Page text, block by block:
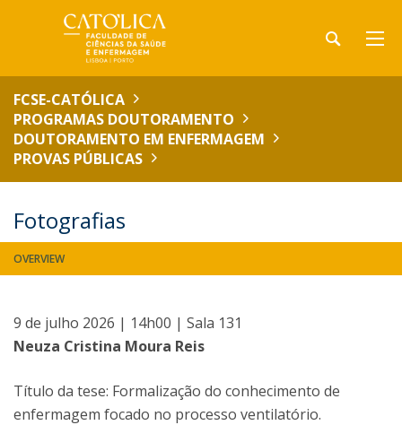
FCSE-CATÓLICA
PROGRAMAS DOUTORAMENTO
DOUTORAMENTO EM ENFERMAGEM
PROVAS PÚBLICAS
Fotografias
OVERVIEW
9 de julho 2026 | 14h00 | Sala 131
Neuza Cristina Moura Reis
Título da tese: Formalização do conhecimento de
enfermagem focado no processo ventilatório.